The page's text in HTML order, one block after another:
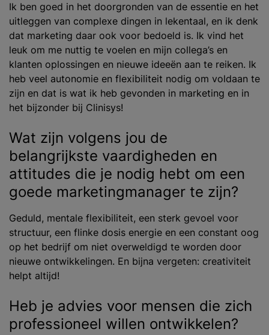
Ik ben goed in het doorgronden van de essentie en het
uitleggen van complexe dingen in lekentaal, en ik denk
dat marketing daar ook voor bedoeld is. Ik vind het
leuk om me nuttig te voelen en mijn collega’s en
klanten oplossingen en nieuwe ideeën aan te reiken. Ik
heb veel autonomie en flexibiliteit nodig om voldaan te
zijn en dat is wat ik heb gevonden in marketing en in
het bijzonder bij Clinisys!
Wat zijn volgens jou de
belangrijkste vaardigheden en
attitudes die je nodig hebt om een
goede marketingmanager te zijn?
Geduld, mentale flexibiliteit, een sterk gevoel voor
structuur, een flinke dosis energie en een constant oog
op het bedrijf om niet overweldigd te worden door
nieuwe ontwikkelingen. En bijna vergeten: creativiteit
helpt altijd!
Heb je advies voor mensen die zich
professioneel willen ontwikkelen?